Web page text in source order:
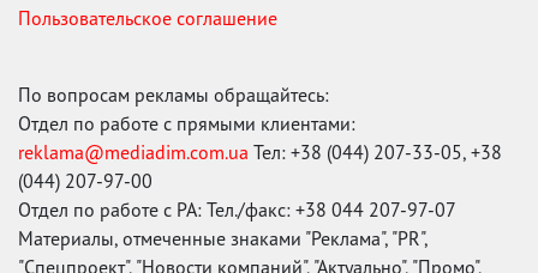
Пользовательское соглашение
По вопросам рекламы обращайтесь:
Отдел по работе с прямыми клиентами:
reklama@mediadim.com.ua Тел: +38 (044) 207-33-05, +38
(044) 207-97-00
Отдел по работе с РА: Тел./факс: +38 044 207-97-07
Материалы, отмеченные знаками "Реклама", "PR",
"Спецпроект", "Новости компаний", "Актуально", "Промо",